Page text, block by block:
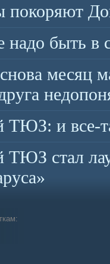
покоряют
надо быть в
снова
ТЮЗ: и все-
ТЮЗ стал